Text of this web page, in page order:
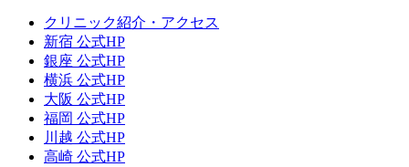
クリニック紹介・アクセス
新宿 公式HP
銀座 公式HP
横浜 公式HP
大阪 公式HP
福岡 公式HP
川越 公式HP
高崎 公式HP